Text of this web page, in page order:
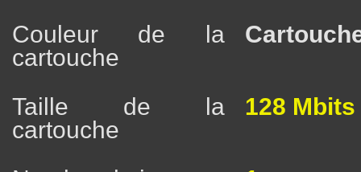
Couleur de la
cartouche
Taille de la
cartouche
128 Mbits